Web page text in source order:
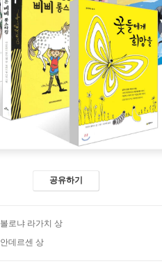
공유하기
볼로냐 라가치 상
안데르센 상